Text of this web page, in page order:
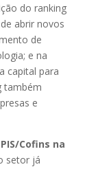
do ranking
abrir novos
de
e na
capital para
também
e
Cofins na
setor já